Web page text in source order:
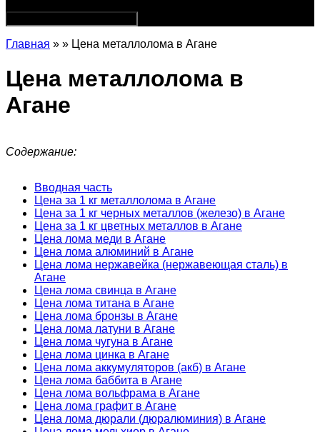
Главная » » Цена металлолома в Агане
Цена металлолома в
Агане
Содержание:
Вводная часть
Цена за 1 кг металлолома в Агане
Цена за 1 кг черных металлов (железо) в Агане
Цена за 1 кг цветных металлов в Агане
Цена лома меди в Агане
Цена лома алюминий в Агане
Цена лома нержавейка (нержавеющая сталь) в
Агане
Цена лома свинца в Агане
Цена лома титана в Агане
Цена лома бронзы в Агане
Цена лома латуни в Агане
Цена лома чугуна в Агане
Цена лома цинка в Агане
Цена лома аккумуляторов (акб) в Агане
Цена лома баббита в Агане
Цена лома вольфрама в Агане
Цена лома графит в Агане
Цена лома дюрали (дюралюминия) в Агане